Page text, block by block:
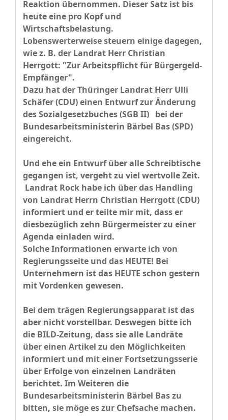
Reaktion übernommen. Dieser Satz ist bis
heute eine pro Kopf und
Wirtschaftsbelastung.
Lobenswerterweise steuern einige dagegen,
wie z. B. der Landrat Herr Christian
Herrgott: "Zur Arbeitspflicht für Bürgergeld-
Empfänger".
Dazu hat der Thüringer Landrat Herr Ulli
Schäfer (CDU) einen Entwurf zur Änderung
des Sozialgesetzbuches (SGB II) bei der
Bundesarbeitsministerin Bärbel Bas (SPD)
eingereicht.
Und ehe ein Entwurf über alle Schreibtische
gegangen ist, vergeht zu viel wertvolle Zeit.
Landrat Rock habe ich über das Handling
von Landrat Herrn Christian Herrgott (CDU)
informiert und er teilte mir mit, dass er
diesbezüglich zehn Bürgermeister zu einer
Agenda einladen wird.
Solche Informationen erwarte ich von
Regierungsseite und das HEUTE! Bei
Unternehmern ist das HEUTE schon gestern
mit Vordenken gewesen.
Bei dem trägen Regierungsapparat ist das
aber nicht vorstellbar. Deswegen bitte ich
die BILD-Zeitung, dass sie alle Landräte
über einen Artikel zu den Möglichkeiten
informiert und mit einer Fortsetzungsserie
über Erfolge von einzelnen Landräten
berichtet. Im Weiteren die
Bundesarbeitsministerin Bärbel Bas zu
bitten, sie möge es zur Chefsache machen.